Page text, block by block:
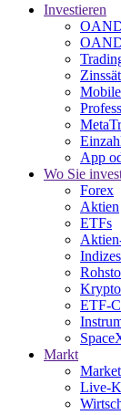
Investieren
App
Wo Sie
Forex
Aktien
ETFs
ETF-
Markt
Live-